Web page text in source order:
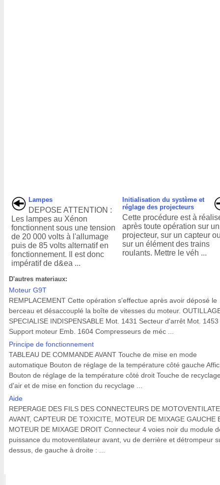
Lampes
DEPOSE ATTENTION :
Les lampes au Xénon
fonctionnent sous une tension
de 20 000 volts à l'allumage
puis de 85 volts alternatif en
fonctionnement. Il est donc
impératif de d&ea ...
Initialisation du système et
réglage des projecteurs
Cette procédure est à
après toute opération sur un
projecteur, sur un capteur
sur un élément des trains
roulants. Mettre le véh ...
D'autres materiaux:
Moteur G9T
REMPLACEMENT Cette opération s'effectue après avoir déposé le
berceau et désaccouplé la boîte de vitesses du moteur.
SPECIALISE INDISPENSABLE Mot. 1431 Secteur d'arrêt Mot. 1453
Support moteur Emb. 1604 Compresseurs de méc ...
Principe de fonctionnement
TABLEAU DE COMMANDE AVANT Touche de mise en mode
automatique Bouton de réglage de la température côté gauche
Bouton de réglage de la température côté droit Touche de
d'air et de mise en fonction du recyclage ...
Aide
REPERAGE DES FILS DES CONNECTEURS DE
AVANT, CAPTEUR DE TOXICITE, MOTEUR DE MIXAGE GAUCHE
MOTEUR DE MIXAGE DROIT Connecteur 4 voies noir du module
puissance du motoventilateur avant, vu de derrière et détrompeur
dessus, de gauche à droite : ...